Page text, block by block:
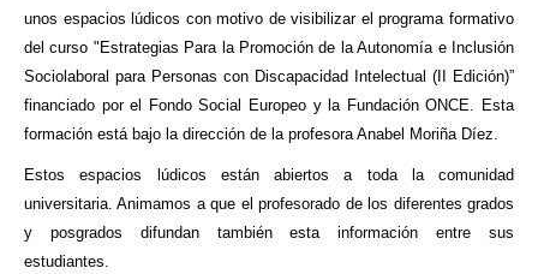
unos espacios lúdicos con motivo de visibilizar el programa formativo
del curso "Estrategias Para la Promoción de la Autonomía e Inclusión
Sociolaboral para Personas con Discapacidad Intelectual (II Edición)”
financiado por el Fondo Social Europeo y la Fundación ONCE. Esta
formación está bajo la dirección de la profesora Anabel Moriña Díez.
Estos espacios lúdicos están abiertos a toda la comunidad
universitaria. Animamos a que el profesorado de los diferentes grados
y posgrados difundan también esta información entre sus
estudiantes.